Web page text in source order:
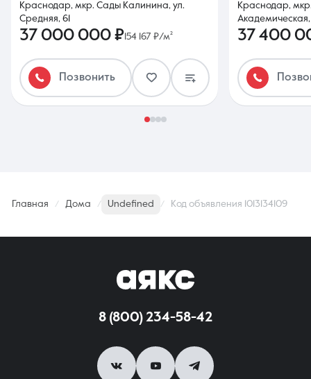
Краснодар, мкр. Сады Калинина, ул.
Средняя, 61
37 000 000 ₽ 154 167 ₽/м²
Позвонить
Краснодар,
37 400
Главная Дома Undefined Код объявления 1013134109
8 (800) 234-58-42